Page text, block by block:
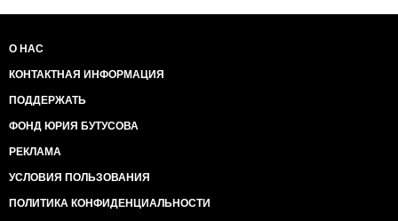
О НАС
КОНТАКТНАЯ ИНФОРМАЦИЯ
ПОДДЕРЖАТЬ
ФОНД ЮРИЯ БУТУСОВА
РЕКЛАМА
УСЛОВИЯ ПОЛЬЗОВАНИЯ
ПОЛИТИКА КОНФИДЕНЦИАЛЬНОСТИ